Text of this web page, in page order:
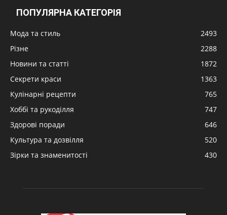
ПОПУЛЯРНА КАТЕГОРІЯ
Мода та стиль
2493
Різне
2288
Новини та статті
1872
Секрети краси
1363
Кулінарні рецепти
765
Хоббі та рукоділля
747
Здорові поради
646
Культура та дозвілля
520
Зірки та знаменитості
430